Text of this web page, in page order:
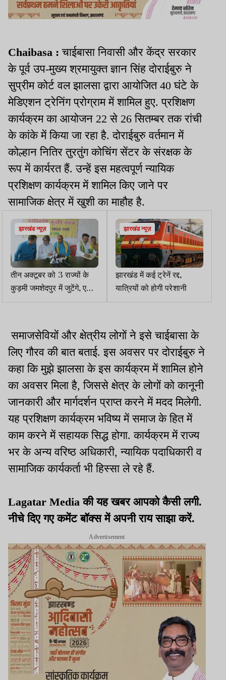
Chaibasa :चाईबासा निवासी और केंद्र सरकार
के पूर्व उप-मुख्य श्रमायुक्त ज्ञान सिंह दोराईबुरु ने
सुप्रीम कोर्ट वल झालसा द्वारा आयोजित 40 घंटे के
मेडिएशन ट्रेनिंग प्रोग्राम में शामिल हुए. प्रशिक्षण
कार्यक्रम का आयोजन 22 से 26 सितम्बर तक रांची
के कांके में किया जा रहा है. दोराईबुरु वर्तमान में
कोल्हान नितिर तुरतुंग कोचिंग सेंटर के संरक्षक के
रूप में कार्यरत हैं. उन्हें इस महत्वपूर्ण न्यायिक
प्रशिक्षण कार्यक्रम में शामिल किए जाने पर
सामाजिक क्षेत्र में खुशी का माहौह है.
झारखंड न्यूज़
तीन अक्टूबर को 3 राज्यों के
कुड़मी जमशेदपुर में जुटेंगे, एसटी
दर्जे की मांग होगी तेज
झारखंड न्यूज़
झारखंड में कई ट्रेनें रद्द,
यात्रियों को होगी परेशानी
समाजसेवियों और क्षेत्रीय लोगों ने इसे चाईबासा के
लिए गौरव की बात बताई. इस अवसर पर दोराईबुरु ने
कहा कि मुझे झालसा के इस कार्यक्रम में शामिल होने
का अवसर मिला है, जिससे क्षेत्र के लोगों को कानूनी
जानकारी और मार्गदर्शन प्राप्त करने में मदद मिलेगी.
यह प्रशिक्षण कार्यक्रम भविष्य में समाज के हित में
काम करने में सहायक सिद्ध होगा. कार्यक्रम में राज्य
भर के अन्य वरिष्ठ अधिकारी, न्यायिक पदाधिकारी व
सामाजिक कार्यकर्ता भी हिस्सा ले रहे हैं.
Lagatar Media की यह खबर आपको कैसी लगी.
नीचे दिए गए कमेंट बॉक्स में अपनी राय साझा करें.
Advertisement